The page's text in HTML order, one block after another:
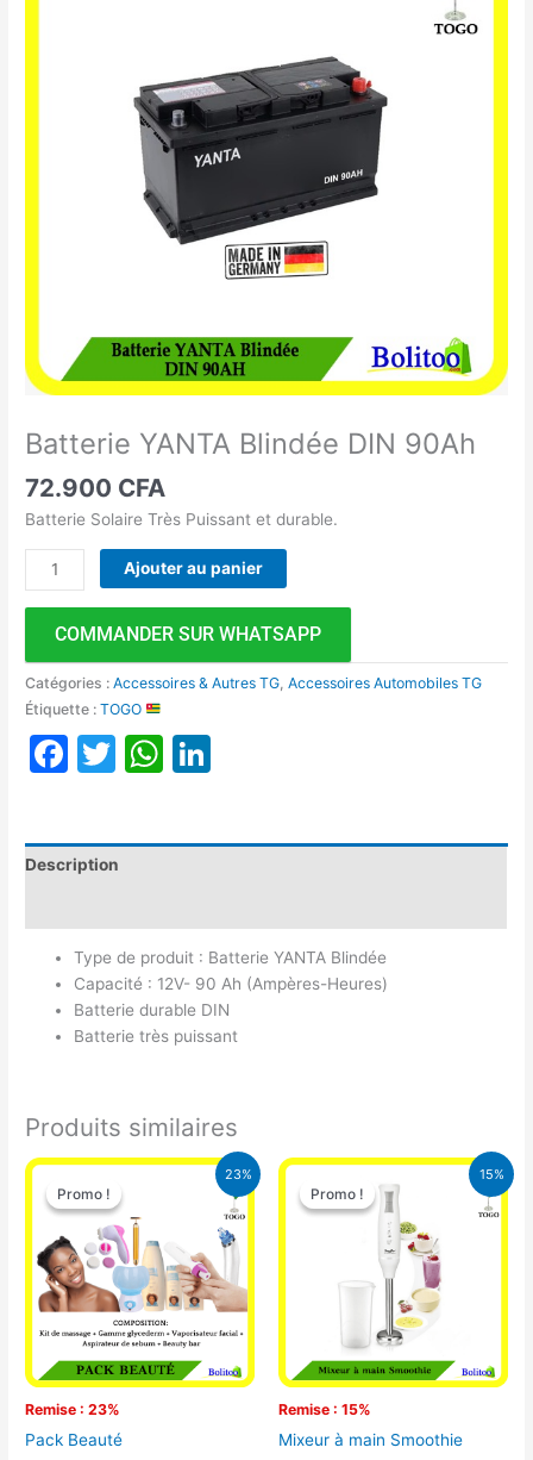
Batterie YANTA Blindée DIN 90Ah
72.900 CFA
Batterie Solaire Très Puissant et durable.
Ajouter au panier
COMMANDER SUR WHATSAPP
Catégories :Accessoires & Autres TG ,Accessoires Automobiles TG
Étiquette :TOGO
Facebook
TwitterWhatsApp
Description
Type de produit : Batterie YANTA Blindée
Capacité : 12V- 90 Ah (Ampères-Heures)
Batterie durable DIN
Batterie très puissant
Produits similaires
23%
Promo !
Remise : 23%
Promo !
Pack Beauté
Le
prix
initial
était :
65.000 CFA.
Le
prix
actuel
est :
49.900 CFA.
15%
Promo !
Remise : 15%
Promo !
Mixeur à main Smoothie
Le
prix
initial
était :
12.900 CFA.
Le